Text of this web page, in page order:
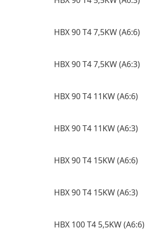
HBX 90 T4 7,5KW (A6:6)
HBX 90 T4 7,5KW (A6:3)
HBX 90 T4 11KW (A6:6)
HBX 90 T4 11KW (A6:3)
HBX 90 T4 15KW (A6:6)
HBX 90 T4 15KW (A6:3)
HBX 100 T4 5,5KW (A6:6)